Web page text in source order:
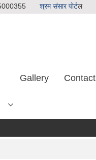
श्रम संसार पाेर्टल
Gallery Contact